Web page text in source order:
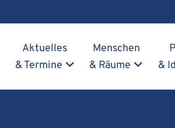
Aktuelles
& Termine
Menschen
& Räume
&